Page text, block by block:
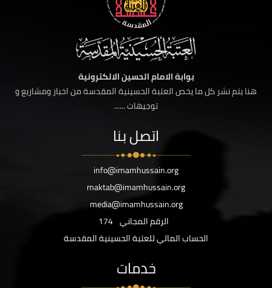
بوابة الامام الحسين الالكترونية
هنا يتم نشر كل ما يخص العتبة الحسينية المقدسة من اخبار ومشاريع و
توجيهات ......
اتصل بنا
info@imamhussain.org
maktab@imamhussain.org
media@imamhussain.org
الرقم المجاني 174
الحساب المالي للعتبة الحسينية المقدسة
خدمات